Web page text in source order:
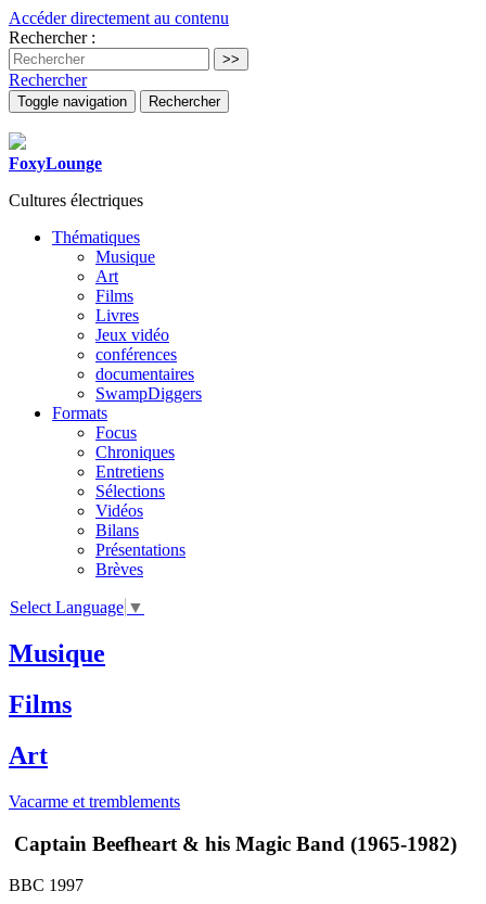
Accéder directement au contenu
Rechercher :
Rechercher
Toggle navigation Rechercher
FoxyLounge
Cultures électriques
Thématiques
Musique
Art
Films
Livres
Jeux vidéo
conférences
documentaires
SwampDiggers
Formats
Focus
Chroniques
Entretiens
Sélections
Vidéos
Bilans
Présentations
Brèves
Select Language ▼
Musique
Films
Art
Vacarme et tremblements
Captain Beefheart & his Magic Band (1965-1982)
BBC 1997